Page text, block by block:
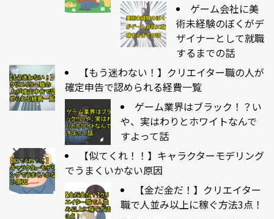
ゲーム会社に美
術未経験のぼくがデ
ザイナーとして就職
するまでの話
【もう迷わない！】クリエイター職の人が
確定申告で認められる経費一覧
ゲーム業界はブラック！？い
や、実はわりとホワイトなんで
すよって話
【似てくれ！！】キャラクターモデリング
でうまくいかない原因
【金だ金だ！】クリエイター
職で人並み以上に稼ぐ方法3点！